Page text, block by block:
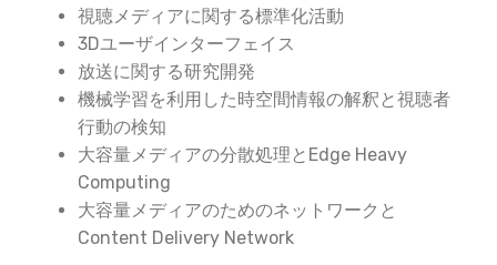
視聴メディアに関する標準化活動
3Dユーザインターフェイス
放送に関する研究開発
機械学習を利用した時空間情報の解釈と視聴者
行動の検知
大容量メディアの分散処理とEdge Heavy
Computing
大容量メディアのためのネットワークと
Content Delivery Network